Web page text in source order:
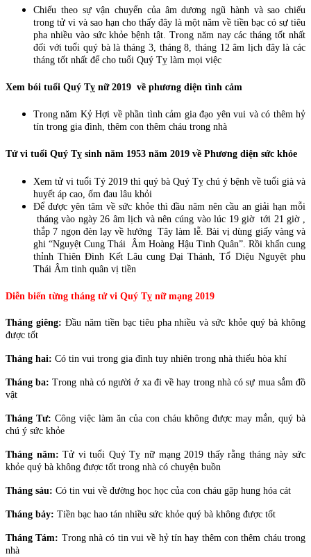
Chiếu theo sự vận chuyển của âm dương ngũ hành và sao chiếu
trong tử vi và sao hạn cho thấy đây là một năm về tiền bạc có sự tiêu
pha nhiều vào sức khỏe bệnh tật. Trong năm nay các tháng tốt nhất
đối với tuổi quý bà là tháng 3, tháng 8, tháng 12 âm lịch đây là các
tháng tốt nhất để cho tuổi Quý Tỵ làm mọi việc
Xem bói tuổi Quý Tỵ nữ 2019 về phương diện tình cảm
Trong năm Kỷ Hợi về phần tình cảm gia đạo yên vui và có thêm hỷ
tín trong gia đình, thêm con thêm cháu trong nhà
Tử vi tuổi Quý Tỵ sinh năm 1953 năm 2019 về Phương diện sức khỏe
Xem tử vi tuổi Tý 2019 thì quý bà Quý Tỵ chú ý bệnh về tuổi già và
huyết áp cao, ốm đau lâu khỏi
Để được yên tâm về sức khỏe thì đầu năm nên cầu an giải hạn mỗi
tháng vào ngày 26 âm lịch và nên cúng vào lúc 19 giờ tới 21 giờ ,
thắp 7 ngọn đèn lạy về hướng Tây làm lễ. Bài vị dùng giấy vàng và
ghi “Nguyệt Cung Thái Âm Hoàng Hậu Tinh Quân”. Rồi khấn cung
thỉnh Thiên Đình Kết Lâu cung Đại Thánh, Tổ Diệu Nguyệt phu
Thái Âm tinh quân vị tiền
Diễn biến từng tháng tử vi Quý Tỵ nữ mạng 2019
Tháng giêng: Đầu năm tiền bạc tiêu pha nhiều và sức khỏe quý bà không
được tốt
Tháng hai: Có tin vui trong gia đình tuy nhiên trong nhà thiếu hòa khí
Tháng ba:Trong nhà có người ở xa đi về hay trong nhà có sự mua sắm đồ
vật
Tháng Tư: Công việc làm ăn của con cháu không được may mắn, quý bà
chú ý sức khỏe
Tháng năm: Tử vi tuổi Quý Tỵ nữ mạng 2019 thấy rằng tháng này sức
khỏe quý bà không được tốt trong nhà có chuyện buồn
Tháng sáu: Có tin vui về đường học học của con cháu gặp hung hóa cát
Tháng bảy: Tiền bạc hao tán nhiều sức khỏe quý bà không được tốt
Tháng Tám: Trong nhà có tin vui về hỷ tín hay thêm con thêm cháu trong
nhà